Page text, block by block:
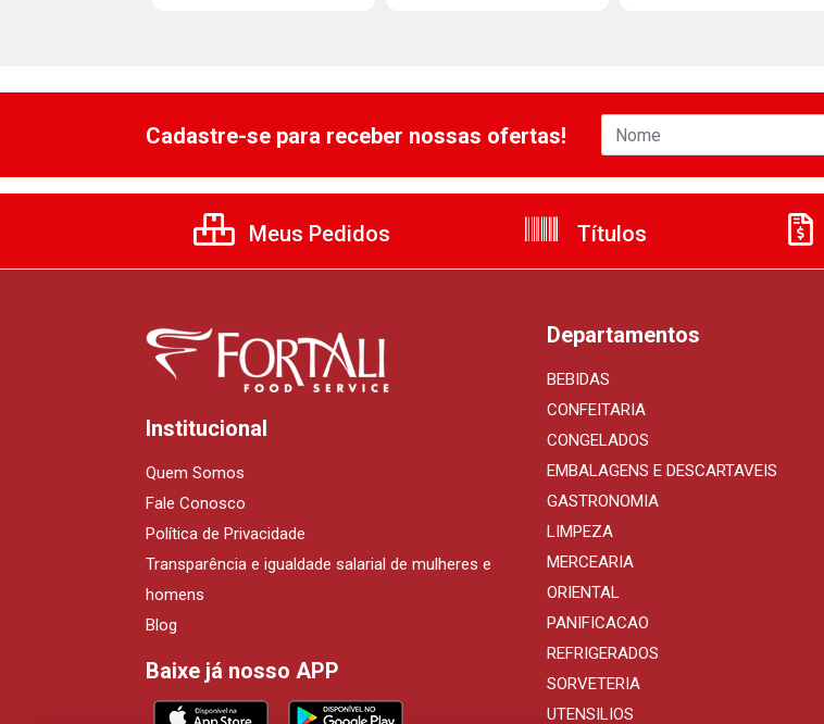
Cadastre-se para receber nossas ofertas!
Meus Pedidos Títulos
Institucional
Quem Somos
Fale Conosco
Política de Privacidade
Transparência e igualdade salarial de mulheres e
homens
Blog
Baixe já nosso APP
Departamentos
BEBIDAS
CONFEITARIA
CONGELADOS
EMBALAGENS E DESCARTAVEIS
GASTRONOMIA
LIMPEZA
MERCEARIA
ORIENTAL
PANIFICACAO
REFRIGERADOS
SORVETERIA
UTENSILIOS